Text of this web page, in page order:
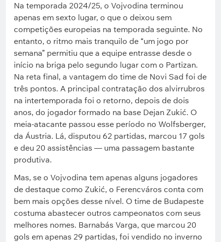
Na temporada 2024/25, o Vojvodina terminou
apenas em sexto lugar, o que o deixou sem
competições europeias na temporada seguinte. No
entanto, o ritmo mais tranquilo de “um jogo por
semana” permitiu que a equipe entrasse desde o
início na briga pelo segundo lugar com o Partizan.
Na reta final, a vantagem do time de Novi Sad foi de
três pontos. A principal contratação dos alvirrubros
na intertemporada foi o retorno, depois de dois
anos, do jogador formado na base Dejan Zukić. O
meia-atacante passou esse período no Wolfsberger,
da Áustria. Lá, disputou 62 partidas, marcou 17 gols
e deu 20 assistências — uma passagem bastante
produtiva.
Mas, se o Vojvodina tem apenas alguns jogadores
de destaque como Zukić, o Ferencváros conta com
bem mais opções desse nível. O time de Budapeste
costuma abastecer outros campeonatos com seus
melhores nomes. Barnabás Varga, que marcou 20
gols em apenas 29 partidas, foi vendido no inverno